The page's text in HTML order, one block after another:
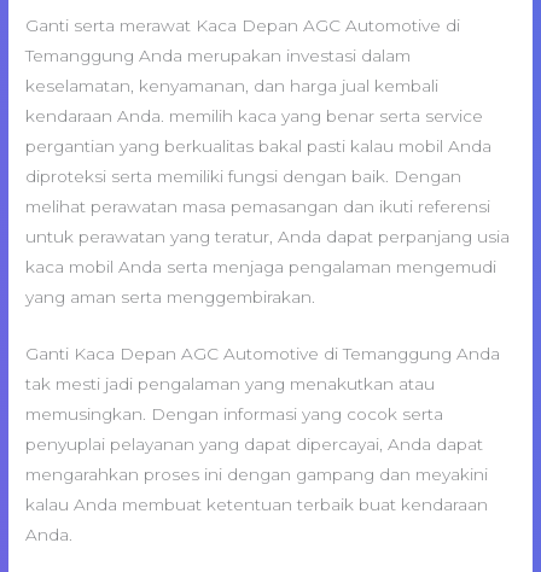
Ganti serta merawat Kaca Depan AGC Automotive di
Temanggung Anda merupakan investasi dalam
keselamatan, kenyamanan, dan harga jual kembali
kendaraan Anda. memilih kaca yang benar serta service
pergantian yang berkualitas bakal pasti kalau mobil Anda
diproteksi serta memiliki fungsi dengan baik. Dengan
melihat perawatan masa pemasangan dan ikuti referensi
untuk perawatan yang teratur, Anda dapat perpanjang usia
kaca mobil Anda serta menjaga pengalaman mengemudi
yang aman serta menggembirakan.
Ganti Kaca Depan AGC Automotive di Temanggung Anda
tak mesti jadi pengalaman yang menakutkan atau
memusingkan. Dengan informasi yang cocok serta
penyuplai pelayanan yang dapat dipercayai, Anda dapat
mengarahkan proses ini dengan gampang dan meyakini
kalau Anda membuat ketentuan terbaik buat kendaraan
Anda.